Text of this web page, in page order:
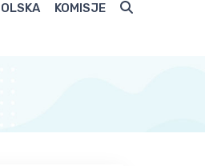
KOMISJE